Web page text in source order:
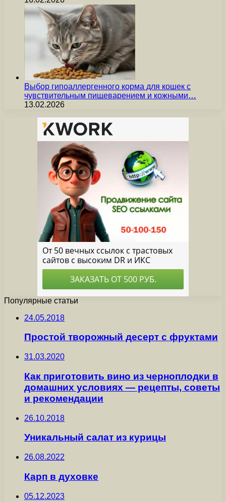
Выбор гипоаллергенного корма для кошек с
чувствительным пищеварением и кожными…
13.02.2026
Популярные статьи
24.05.2018
Простой творожный десерт с фруктами
31.03.2020
Как приготовить вино из черноплодки в
домашних условиях — рецепты, советы
и рекомендации
26.10.2018
Уникальный салат из курицы
26.08.2022
Карп в духовке
05.12.2023